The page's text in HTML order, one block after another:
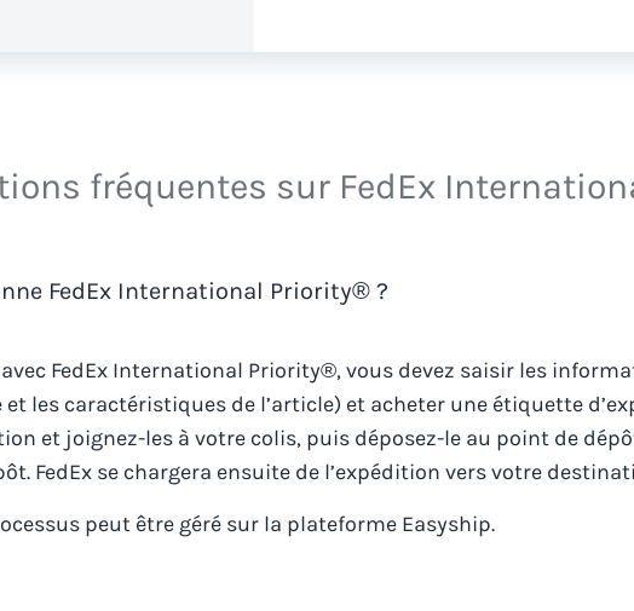
fréquentes sur FedEx
FedEx International Priority® ?
FedEx International Priority®, vous devez saisir les
et les caractéristiques de l’article) et acheter une étiquette
et joignez-les à votre colis, puis déposez-le au point de
FedEx se chargera ensuite de l’expédition vers votre
peut être géré sur la plateforme Easyship.